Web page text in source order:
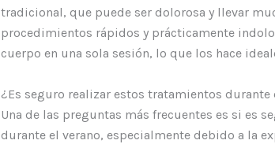
tradicional, que puede ser dolorosa y llevar
procedimientos rápidos y prácticamente
cuerpo en una sola sesión, lo que los hace
¿Es seguro realizar estos tratamientos durante
Una de las preguntas más frecuentes es si es
durante el verano, especialmente debido a la